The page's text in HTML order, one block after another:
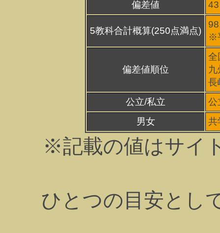
偏差値
5教科合計概算(250点満点)
※
偏差値順位
全
長
公立/私立
公
男女
共
※記載の値はサイ
ひとつの目安とし